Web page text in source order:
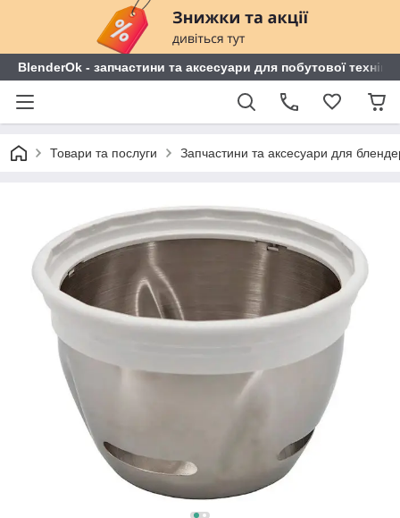
BlenderOk - запчастини та аксесуари для побутової техніки
Товари та послуги Запчастини та аксесуари для